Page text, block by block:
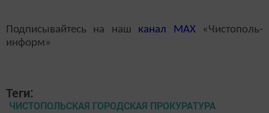
Подписывайтесь на наш канал MAX«Чистополь-
информ»
Теги:
ЧИСТОПОЛЬСКАЯ ГОРОДСКАЯ ПРОКУРАТУРА